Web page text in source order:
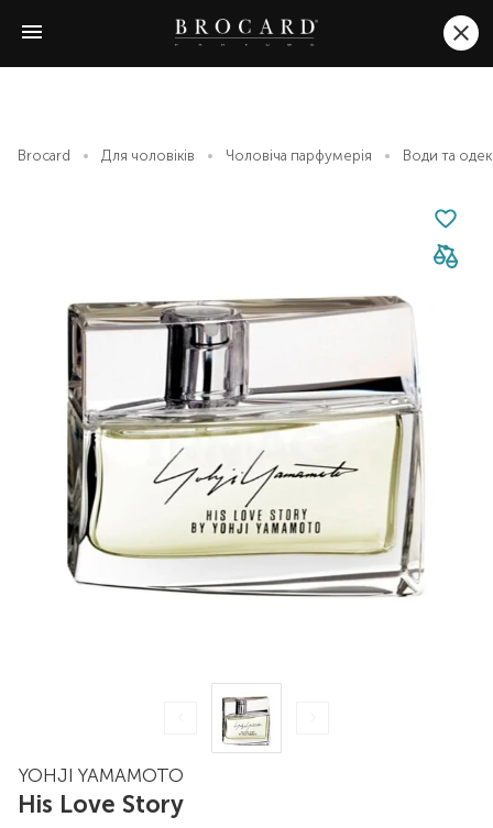
Brocard Для чоловіків Чоловіча парфумерія Води та
YOHJI YAMAMOTO
His Love Story